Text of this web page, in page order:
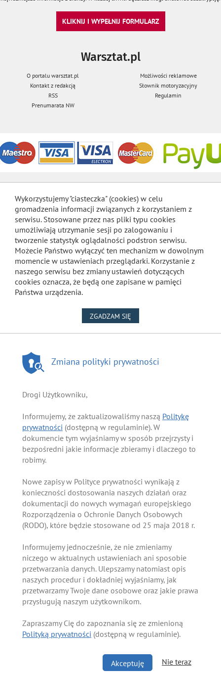
KLIKNIJ I WYPEŁNIJ FORMULARZ
Warsztat.pl
O portalu warsztat.pl
Możliwości reklamowe
Kontakt z redakcją
Słownik motoryzacyjny
RSS
Regulamin
Prenumarata NW
Wykorzystujemy "ciasteczka" (cookies) w celu
gromadzenia informacji związanych z korzystaniem z
serwisu. Stosowane przez nas pliki typu cookies
umożliwiają utrzymanie sesji po zalogowaniu i
tworzenie statystyk oglądalności podstron serwisu.
Możecie Państwo wyłączyć ten mechanizm w dowolnym
momencie w ustawieniach przeglądarki. Korzystanie z
naszego serwisu bez zmiany ustawień dotyczących
cookies oznacza, że będą one zapisane w pamięci
Państwa urządzenia.
ZGADZAM SIĘ
Zmiana polityki prywatności
Drogi Użytkowniku,
Informujemy, że zaktualizowaliśmy naszą Politykę
prywatności (dostępną w regulaminie). W
dokumencie tym wyjaśniamy w sposób przejrzysty i
bezpośredni jakie informacje zbieramy i dlaczego to
robimy.
Nowe zapisy w Polityce prywatności wynikają z
konieczności dostosowania naszych działań oraz
dokumentacji do nowych wymagań europejskiego
Rozporządzenia o Ochronie Danych Osobowych
(RODO), które będzie stosowane od 25 maja 2018 r.
Informujemy jednocześnie, że nie zmieniamy
niczego w aktualnych ustawieniach ani sposobie
przetwarzania danych. Ulepszamy natomiast opis
naszych procedur i dokładniej wyjaśniamy, jak
przetwarzamy Twoje dane osobowe oraz jakie prawa
przysługują naszym użytkownikom.
Zapraszamy Cię do zapoznania się ze zmienioną
Polityką prywatności (dostępną w regulaminie).
Akceptuję Nie teraz